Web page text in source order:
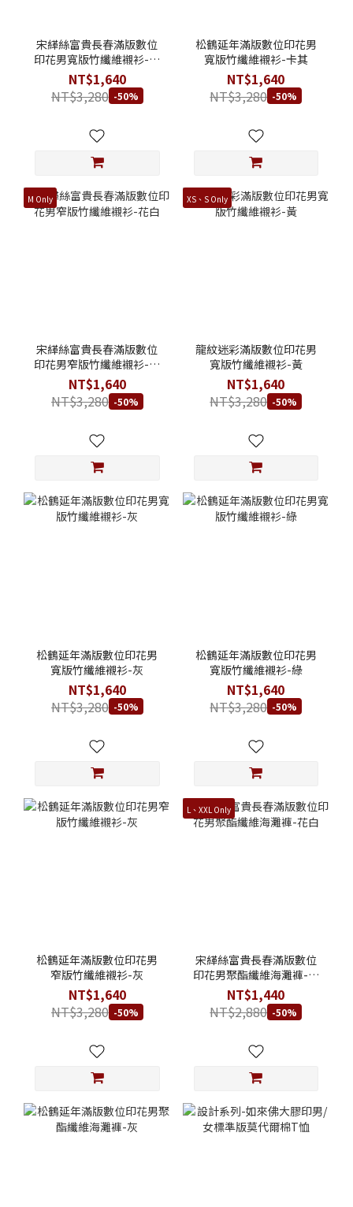
宋緙絲富貴長春滿版數位
印花男寬版竹纖維襯衫-花
白
NT$1,640
NT$3,280 -50%
松鶴延年滿版數位印花男
寬版竹纖維襯衫-卡其
NT$1,640
NT$3,280 -50%
M Only
宋緙絲富貴長春滿版數位
印花男窄版竹纖維襯衫-花
白
NT$1,640
NT$3,280 -50%
XS、S Only
龍紋迷彩滿版數位印花男
寬版竹纖維襯衫-黃
NT$1,640
NT$3,280 -50%
松鶴延年滿版數位印花男
寬版竹纖維襯衫-灰
NT$1,640
NT$3,280 -50%
松鶴延年滿版數位印花男
寬版竹纖維襯衫-綠
NT$1,640
NT$3,280 -50%
松鶴延年滿版數位印花男
窄版竹纖維襯衫-灰
NT$1,640
NT$3,280 -50%
L、XXL Only
宋緙絲富貴長春滿版數位
印花男聚酯纖維海灘褲-花
白
NT$1,440
NT$2,880 -50%